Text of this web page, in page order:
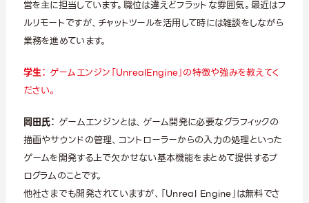
営を主に担当しています。職位は違えどフラットな雰囲気。最近はフ
ルリモートですが、チャットツールを活用して時には雑談をしながら
業務を進めています。
学生： ゲームエンジン「UnrealEngine」の特徴や強みを教えてく
ださい。
岡田氏： ゲームエンジンとは、ゲーム開発に必要なグラフィックの
描画やサウンドの管理、コントローラーからの入力の処理といった
ゲームを開発する上で欠かせない基本機能をまとめて提供するプ
ログラムのことです。
他社さまでも開発されていますが、「Unreal Engine」は無料でさ